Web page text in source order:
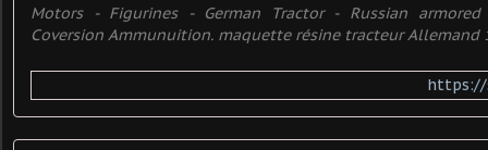
Motors - Figurines - German Tractor - Russian
Coversion Ammunuition. maquette résine tracteur Allemand
https://